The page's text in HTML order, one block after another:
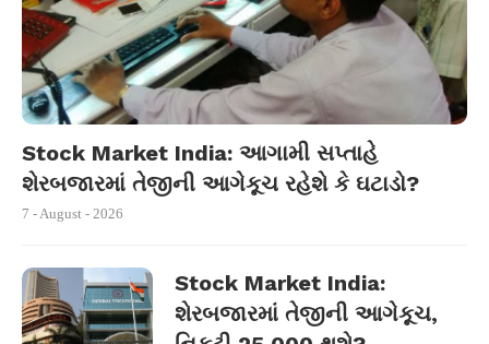
Stock Market India: આગામી સપ્તાહે
શેરબજારમાં તેજીની આગેકૂચ રહેશે કે ઘટાડો?
7 - August - 2026
Stock Market India:
શેરબજારમાં તેજીની આગેકૂચ,